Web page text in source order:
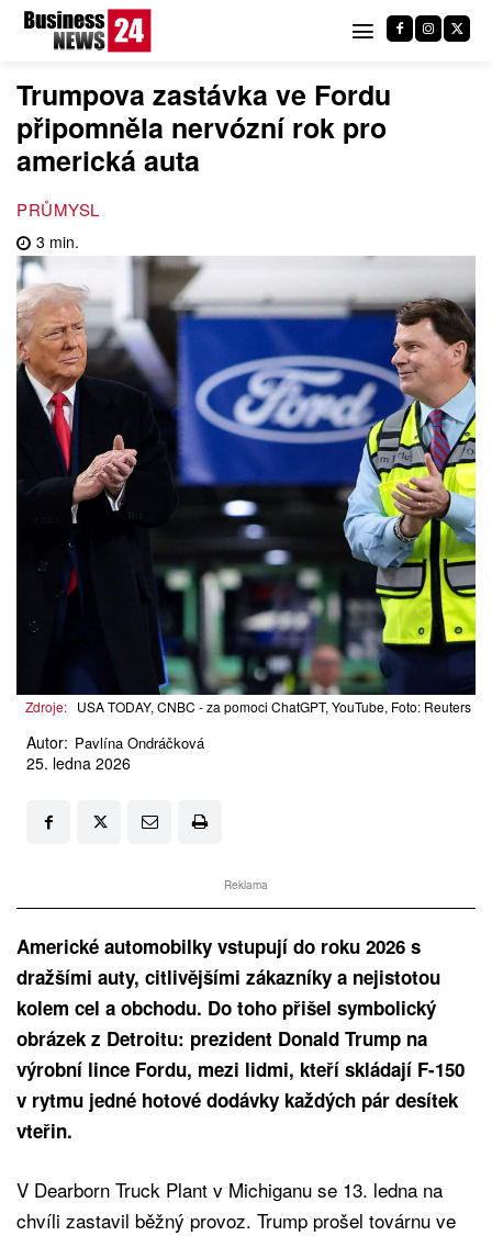
Trumpova zastávka ve Fordu
připomněla nervózní rok pro
americká auta
PRŮMYSL
3 min.
Zdroje: USA TODAY, CNBC - za pomoci ChatGPT, YouTube, Foto: Reuters
Autor: Pavlína Ondráčková
25. ledna 2026
Reklama
Americké automobilky vstupují do roku 2026 s
dražšími auty, citlivějšími zákazníky a nejistotou
kolem cel a obchodu. Do toho přišel symbolický
obrázek z Detroitu: prezident Donald Trump na
výrobní lince Fordu, mezi lidmi, kteří skládají F-150
v rytmu jedné hotové dodávky každých pár desítek
vteřin.
V Dearborn Truck Plant v Michiganu se 13. ledna na
chvíli zastavil běžný provoz. Trump prošel továrnu ve